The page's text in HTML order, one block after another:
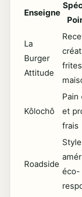
Enseigne
La
Burger
Attitude
frites
Kôlochô
Pain
et
frais
Roadside
Style
éco-